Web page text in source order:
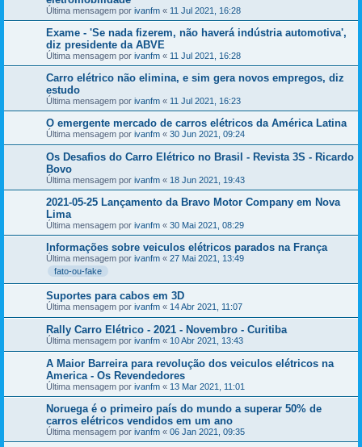
Última mensagem por ivanfm « 11 Jul 2021, 16:28
Exame - 'Se nada fizerem, não haverá indústria automotiva',
diz presidente da ABVE
Última mensagem por ivanfm « 11 Jul 2021, 16:28
Carro elétrico não elimina, e sim gera novos empregos, diz
estudo
Última mensagem por ivanfm « 11 Jul 2021, 16:23
O emergente mercado de carros elétricos da América Latina
Última mensagem por ivanfm « 30 Jun 2021, 09:24
Os Desafios do Carro Elétrico no Brasil - Revista 3S - Ricardo
Bovo
Última mensagem por ivanfm « 18 Jun 2021, 19:43
2021-05-25 Lançamento da Bravo Motor Company em Nova
Lima
Última mensagem por ivanfm « 30 Mai 2021, 08:29
Informações sobre veiculos elétricos parados na França
Última mensagem por ivanfm « 27 Mai 2021, 13:49
fato-ou-fake
Suportes para cabos em 3D
Última mensagem por ivanfm « 14 Abr 2021, 11:07
Rally Carro Elétrico - 2021 - Novembro - Curitiba
Última mensagem por ivanfm « 10 Abr 2021, 13:43
A Maior Barreira para revolução dos veiculos elétricos na
America - Os Revendedores
Última mensagem por ivanfm « 13 Mar 2021, 11:01
Noruega é o primeiro país do mundo a superar 50% de
carros elétricos vendidos em um ano
Última mensagem por ivanfm « 06 Jan 2021, 09:35